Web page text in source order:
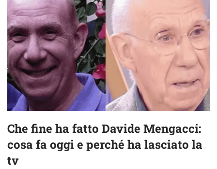
Che fine ha fatto Davide Mengacci:
cosa fa oggi e perché ha lasciato la
tv